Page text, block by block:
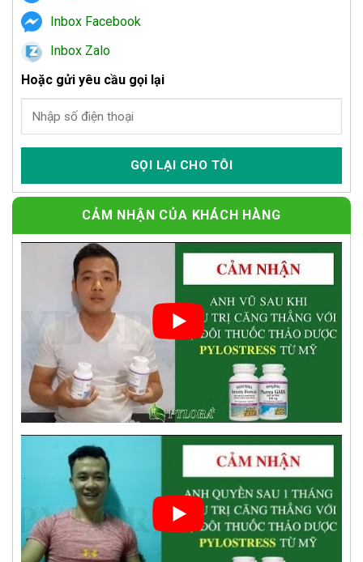
Inbox Facebook
Inbox Zalo
Hoặc gửi yêu cầu gọi lại
CẢM NHẬN CỦA KHÁCH HÀNG